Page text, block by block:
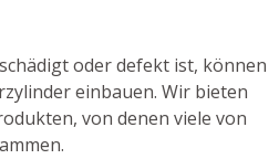
oder defekt ist, können
einbauen. Wir bieten
von denen viele von